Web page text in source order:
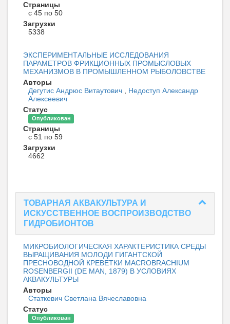
Страницы
с 45 по 50
Загрузки
5338
ЭКСПЕРИМЕНТАЛЬНЫЕ ИССЛЕДОВАНИЯ
ПАРАМЕТРОВ ФРИКЦИОННЫХ ПРОМЫСЛОВЫХ
МЕХАНИЗМОВ В ПРОМЫШЛЕННОМ РЫБОЛОВСТВЕ
Авторы
Дегутис Андрюс Витаутович , Недоступ Александр
Алексеевич
Статус
Опубликован
Страницы
с 51 по 59
Загрузки
4662
ТОВАРНАЯ АКВАКУЛЬТУРА И
ИСКУССТВЕННОЕ ВОСПРОИЗВОДСТВО
ГИДРОБИОНТОВ
МИКРОБИОЛОГИЧЕСКАЯ ХАРАКТЕРИСТИКА СРЕДЫ
ВЫРАЩИВАНИЯ МОЛОДИ ГИГАНТСКОЙ
ПРЕСНОВОДНОЙ КРЕВЕТКИ MACROBRACHIUM
ROSENBERGII (DE MAN, 1879) В УСЛОВИЯХ
АКВАКУЛЬТУРЫ
Авторы
Статкевич Светлана Вячеславовна
Статус
Опубликован